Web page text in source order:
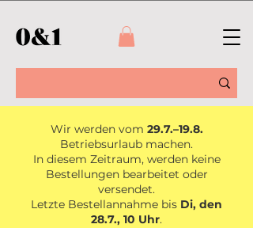
Wir werden vom 29.7.–19.8.
Betriebsurlaub machen.
In diesem Zeitraum, werden keine
Bestellungen bearbeitet oder
versendet.
Letzte Bestellannahme bis Di, den
28.7., 10 Uhr.